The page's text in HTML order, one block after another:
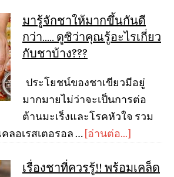
มารู้จักชาให้มากขึ้นกันดี
กว่า….. ดูซิว่าคุณรู้อะไรเกี่ยว
กับชาบ้าง???
ประโยชน์ของชาเขียวมีอยู่
มากมายไม่ว่าจะเป็นการต่อ
ต้านมะเร็งและโรคหัวใจ รวม
ลอเรสเตอรอล …[อ่านต่อ...]
เรื่องชาที่ควรรู้!! พร้อมเคล็ด